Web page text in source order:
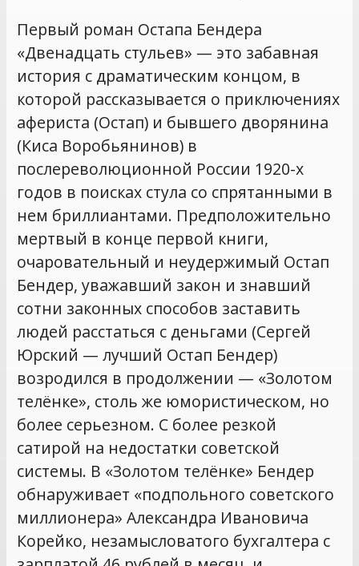
Первый роман Остапа Бендера
«Двенадцать стульев» — это забавная
история с драматическим концом, в
которой рассказывается о приключениях
афериста (Остап) и бывшего дворянина
(Киса Воробьянинов) в
послереволюционной России 1920-х
годов в поисках стула со спрятанными в
нем бриллиантами. Предположительно
мертвый в конце первой книги,
очаровательный и неудержимый Остап
Бендер, уважавший закон и знавший
сотни законных способов заставить
людей расстаться с деньгами (Сергей
Юрский — лучший Остап Бендер)
возродился в продолжении — «Золотом
телёнке», столь же юмористическом, но
более серьезном. С более резкой
сатирой на недостатки советской
системы. В «Золотом телёнке» Бендер
обнаруживает «подпольного советского
миллионера» Александра Ивановича
Корейко, незамысловатого бухгалтера с